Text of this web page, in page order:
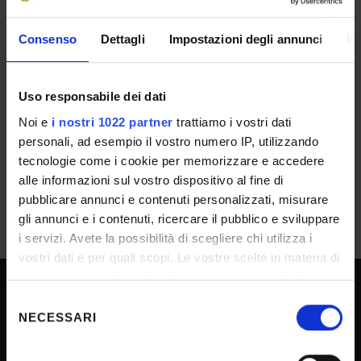
Consenso Dettagli Impostazioni degli annunci
Uso responsabile dei dati
Noi e i nostri 1022 partner trattiamo i vostri dati
personali, ad esempio il vostro numero IP, utilizzando
tecnologie come i cookie per memorizzare e accedere
alle informazioni sul vostro dispositivo al fine di
pubblicare annunci e contenuti personalizzati, misurare
gli annunci e i contenuti, ricercare il pubblico e sviluppare
i servizi. Avete la possibilità di scegliere chi utilizza i
vostri dati e per quali scopi. Le vostre scelte in materia di
privacy sono applicabili solo su questa proprietà digitale
modificare o revocare il proprio consenso in qualsiasi
momento dalla Dichiarazione sui cookie o facendo clic
delNECESSARI
2
RESULT/RANKING LISTS
Approvazione Atti e graduatoria
IT | 319Kb
UNIVERSITY SERVICES